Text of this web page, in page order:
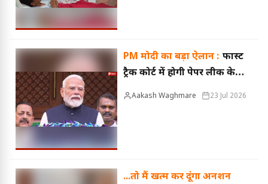
PM मोदी का बड़ा ऐलान : फास्ट
ट्रैक कोर्ट में होगी पेपर लीक के
दोषियों की सुनवाई, हर जिम्मेदार
Aakash Waghmare 23 Jul 2026
...तो मैं खत्म कर दूंगा अनशन